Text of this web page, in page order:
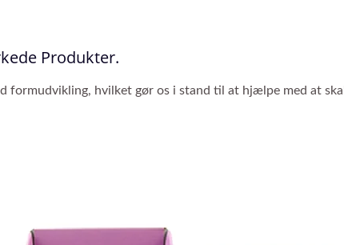
Produkter.
formudvikling, hvilket gør os i stand til at hjælpe med at